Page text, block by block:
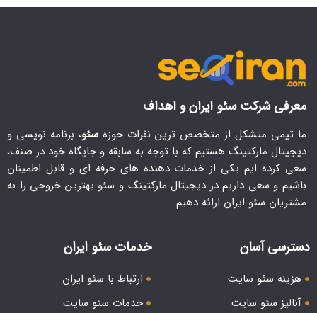
معرفی شرکت سئو ایران و اهداف
ما تیمی متشکل از متخصص ترین نفرات حوزه سئو، برنامه نویسی و
دیجیتال مارکتینگ هستیم که با توجه به سابقه و جایگاه خود در صنف،
سعی کرده ایم یکی از خدمات دهنده های حرفه ای و قابل اطمینان
باشیم و سعی داریم در دیجیتال مارکتینگ و سئو بهترین خروجی را به
مشتریان سئو ایران ارائه دهیم.
دسترسی آسان
هزینه سئو سایت
آنالیز سئو سایت
خدمات سئو ایران
ارتباط با سئو ایران
خدمات سئو سایت